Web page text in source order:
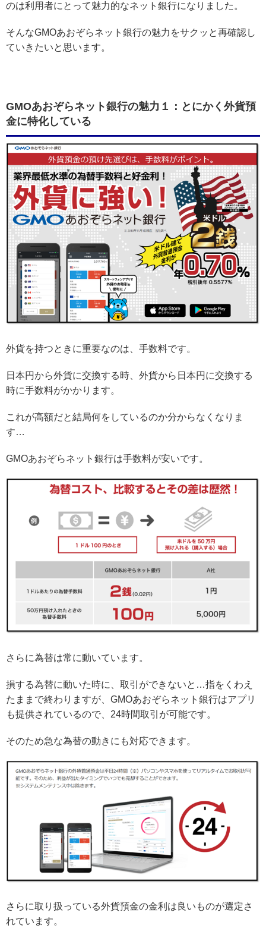
のは利用者にとって魅力的なネット銀行になりました。
そんなGMOあおぞらネット銀行の魅力をサクッと再確認し
ていきたいと思います。
GMOあおぞらネット銀行の魅力１：とにかく外貨預
金に特化している
外貨を持つときに重要なのは、手数料です。
日本円から外貨に交換する時、外貨から日本円に交換する
時に手数料がかかります。
これが高額だと結局何をしているのか分からなくなりま
す…
GMOあおぞらネット銀行は手数料が安いです。
さらに為替は常に動いています。
損する為替に動いた時に、取引ができないと…指をくわえ
たままで終わりますが、GMOあおぞらネット銀行はアプリ
も提供されているので、24時間取引が可能です。
そのため急な為替の動きにも対応できます。
さらに取り扱っている外貨預金の金利は良いものが選定さ
れています。